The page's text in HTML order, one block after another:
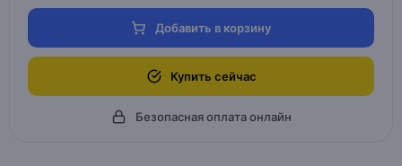
Добавить в корзину
Купить сейчас
Безопасная оплата онлайн